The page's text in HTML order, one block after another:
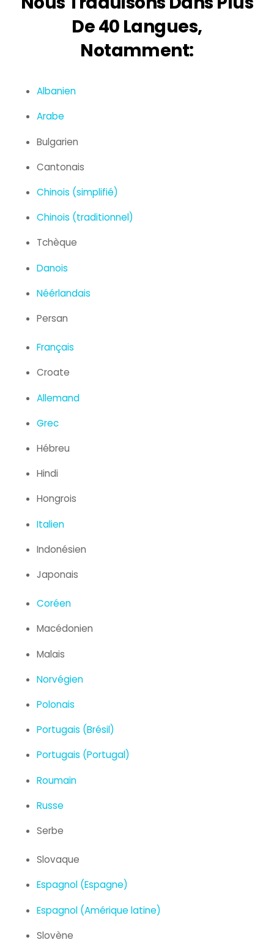
De 40 Langues,
Notamment:
Albanien
Arabe
Bulgarien
Cantonais
Chinois (simplifié)
Chinois (traditionnel)
Tchèque
Danois
Néérlandais
Persan
Français
Croate
Allemand
Grec
Hébreu
Hindi
Hongrois
Italien
Indonésien
Japonais
Coréen
Macédonien
Malais
Norvégien
Polonais
Portugais (Brésil)
Portugais (Portugal)
Roumain
Russe
Serbe
Slovaque
Espagnol (Espagne)
Espagnol (Amérique latine)
Slovène